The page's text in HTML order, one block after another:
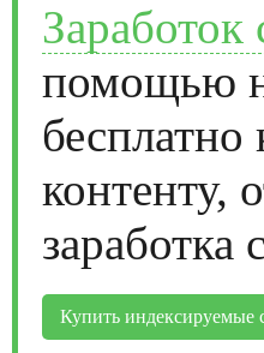
помощью
контенту,
Купить индексируемые